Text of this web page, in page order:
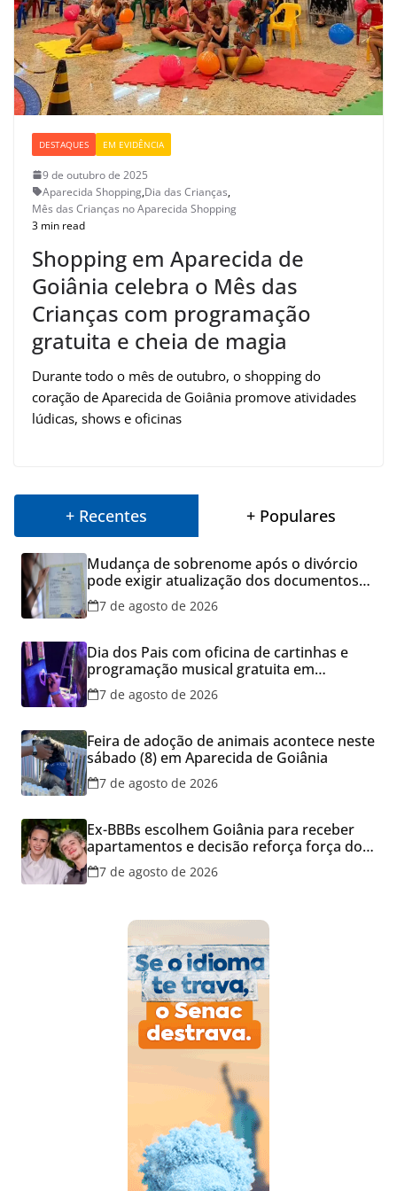
DESTAQUES EM EVIDÊNCIA
9 de outubro de 2025
Aparecida Shopping,Dia das Crianças,
Mês das Crianças no Aparecida Shopping
3 min read
Shopping em Aparecida de
Goiânia celebra o Mês das
Crianças com programação
gratuita e cheia de magia
Durante todo o mês de outubro, o shopping do
coração de Aparecida de Goiânia promove atividades
lúdicas, shows e oficinas
+ Recentes + Populares
Mudança de sobrenome após o divórcio
pode exigir atualização dos documentos
dos filhos para evitar transtornos
7 de agosto de 2026
Dia dos Pais com oficina de cartinhas e
programação musical gratuita em
Aparecida de Goiânia
7 de agosto de 2026
Feira de adoção de animais acontece neste
sábado (8) em Aparecida de Goiânia
7 de agosto de 2026
Ex-BBBs escolhem Goiânia para receber
apartamentos e decisão reforça força do
mercado imobiliário da capital
7 de agosto de 2026